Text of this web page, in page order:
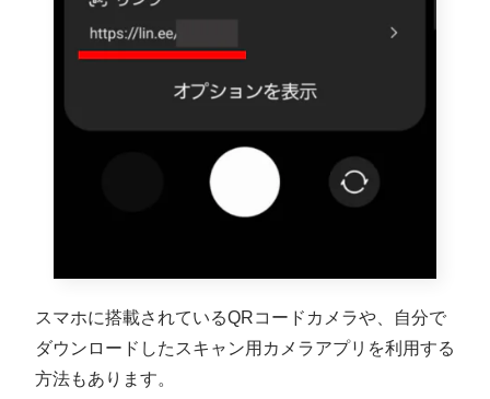
スマホに搭載されているQRコードカメラや、自分で
ダウンロードしたスキャン用カメラアプリを利用する
方法もあります。